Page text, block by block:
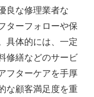
良な修理業者な
ターフォローや保
具体的には、一定
修繕などのサービ
フターケアを手厚
な顧客満足度を重